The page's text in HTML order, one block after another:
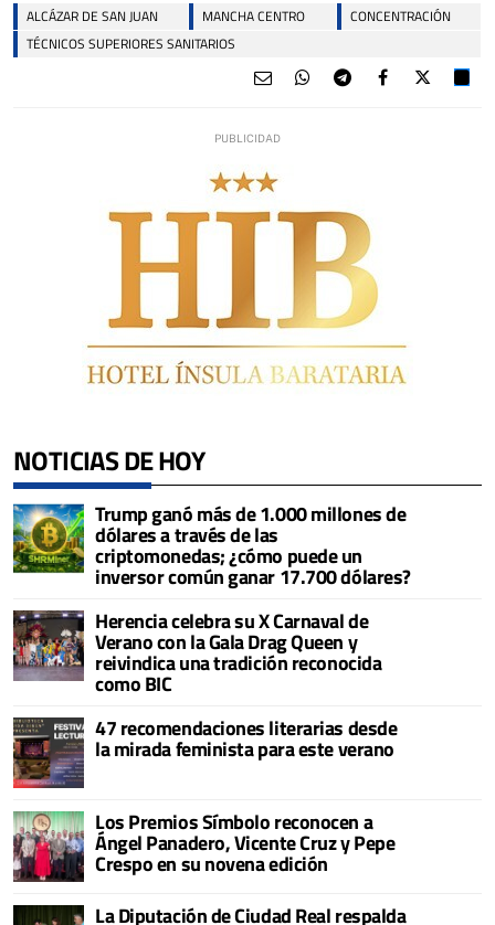
ALCÁZAR DE SAN JUAN MANCHA CENTRO
CONCENTRACIÓN
TÉCNICOS SUPERIORES SANITARIOS
NOTICIAS DE HOY
Trump ganó más de 1.000 millones de
dólares a través de las
criptomonedas; ¿cómo puede un
inversor común ganar 17.700 dólares?
Herencia celebra su X Carnaval de
Verano con la Gala Drag Queen y
reivindica una tradición reconocida
como BIC
47 recomendaciones literarias desde
la mirada feminista para este verano
Los Premios Símbolo reconocen a
Ángel Panadero, Vicente Cruz y Pepe
Crespo en su novena edición
La Diputación de Ciudad Real respalda